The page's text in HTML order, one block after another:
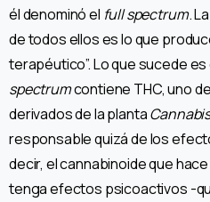
él denominó el full spectrum.
de todos ellos es lo que
terapéutico”. Lo que sucede
spectrumcontiene THC, uno
derivados de la planta
responsable quizá de los
decir, el cannabinoide que
tenga efectos psicoactivos -